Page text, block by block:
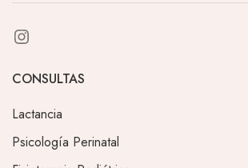
CONSULTAS
Lactancia
Psicología Perinatal